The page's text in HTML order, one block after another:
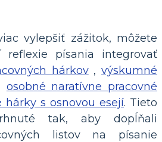
vylepšiť zážitok, môžete
písania integrovať
hárkov,výskumné
osobné naratívne pracovné
hárky s osnovou esejí. Tieto
tak, aby dopĺňali
listov na písanie